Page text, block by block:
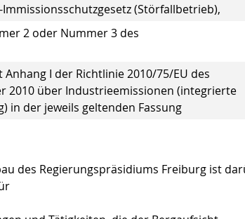
(Störfallbetrieb),
2 oder Nummer 3 des
I der Richtlinie 2010/75/EU des
2010 über Industrieemissionen (integrierte
in der jeweils geltenden Fassung
des Regierungspräsidiums Freiburg ist